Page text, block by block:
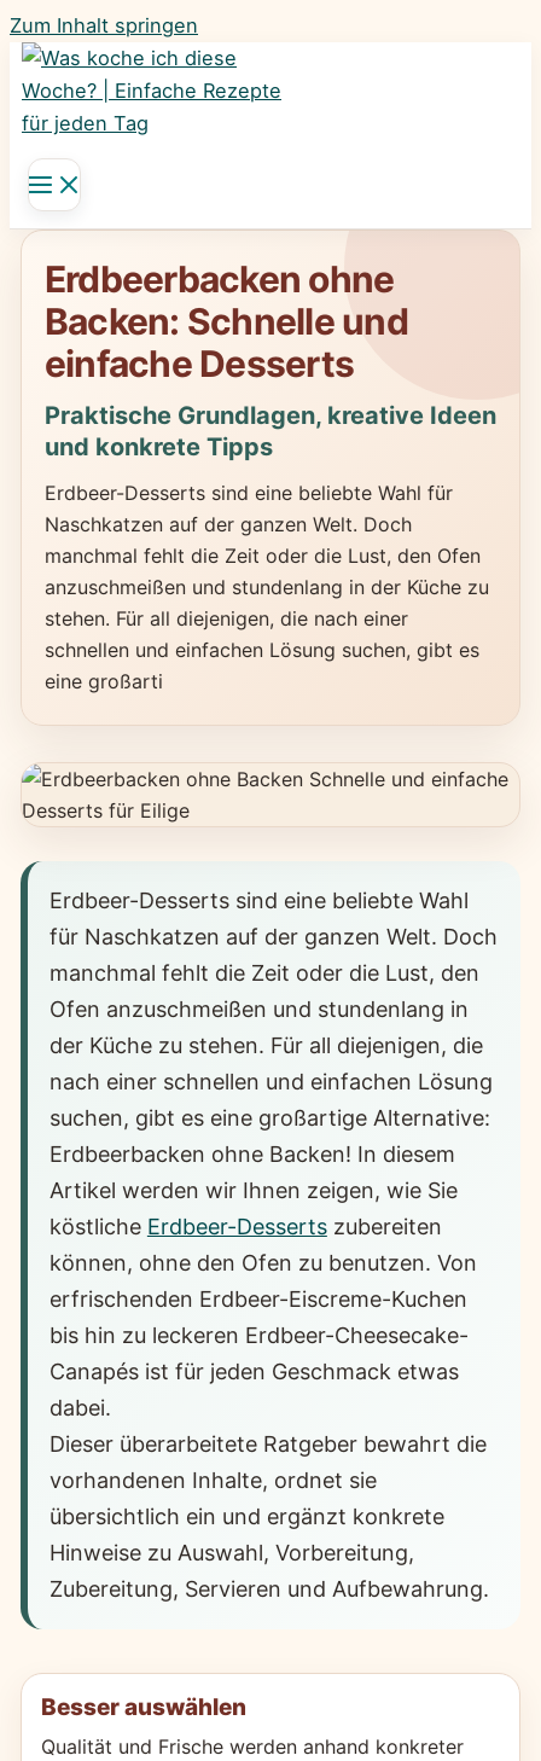
Zum Inhalt springen
Erdbeerbacken ohne
Backen: Schnelle und
einfache Desserts
Praktische Grundlagen, kreative Ideen
und konkrete Tipps
Erdbeer-Desserts sind eine beliebte Wahl für
Naschkatzen auf der ganzen Welt. Doch
manchmal fehlt die Zeit oder die Lust, den Ofen
anzuschmeißen und stundenlang in der Küche zu
stehen. Für all diejenigen, die nach einer
schnellen und einfachen Lösung suchen, gibt es
eine großarti
Erdbeer-Desserts sind eine beliebte Wahl
für Naschkatzen auf der ganzen Welt. Doch
manchmal fehlt die Zeit oder die Lust, den
Ofen anzuschmeißen und stundenlang in
der Küche zu stehen. Für all diejenigen, die
nach einer schnellen und einfachen Lösung
suchen, gibt es eine großartige Alternative:
Erdbeerbacken ohne Backen! In diesem
Artikel werden wir Ihnen zeigen, wie Sie
köstliche Erdbeer-Dessertszubereiten
können, ohne den Ofen zu benutzen. Von
erfrischenden Erdbeer-Eiscreme-Kuchen
bis hin zu leckeren Erdbeer-Cheesecake-
Canapés ist für jeden Geschmack etwas
dabei.
Dieser überarbeitete Ratgeber bewahrt die
vorhandenen Inhalte, ordnet sie
übersichtlich ein und ergänzt konkrete
Hinweise zu Auswahl, Vorbereitung,
Zubereitung, Servieren und Aufbewahrung.
Besser auswählen
Qualität und Frische werden anhand konkreter